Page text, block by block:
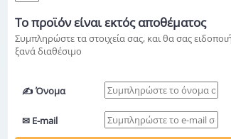
Το προϊόνείναι εκτός αποθέματος
Συμπληρώστε τα στοιχεία σας, και θα σας
ξανά διαθέσιμο
✍ Όνομα
✉ E-mail